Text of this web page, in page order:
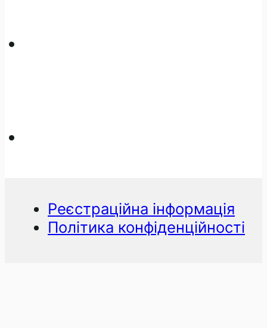
Реєстраційна інформація
Політика конфіденційності